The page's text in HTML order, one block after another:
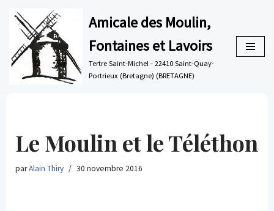
Aller
au
contenu
Amicale des Moulin,
Fontaines et Lavoirs
Tertre Saint-Michel - 22410 Saint-Quay-
Portrieux (Bretagne) (BRETAGNE)
Le Moulin et le Téléthon
parAlain Thiry 30 novembre 2016